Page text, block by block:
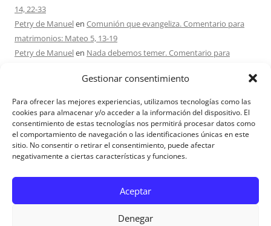
Gestionar consentimiento
Para ofrecer las mejores experiencias, utilizamos tecnologías como las
cookies para almacenar y/o acceder a la información del dispositivo. El
consentimiento de estas tecnologías nos permitirá procesar datos como
el comportamiento de navegación o las identificaciones únicas en este
sitio. No consentir o retirar el consentimiento, puede afectar
negativamente a ciertas características y funciones.
Aceptar
Denegar
14, 22-33
Petry de Manuelen Comunión que evangeliza. Comentario para
matrimonios: Mateo 5, 13-19
Petry de Manuelen Nada debemos temer. Comentario para
Nada debemos temer. Comentario para
matrimonios: Mateo 17, 1-9
Ana rosa caicedoenConfío en Ti. Comentario para matrimonios:
Mateo 15, 21-28